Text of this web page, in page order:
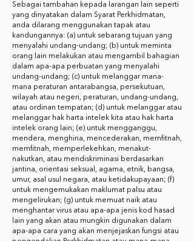
Sebagai tambahan kepada larangan lain seperti
yang dinyatakan dalam Syarat Perkhidmatan,
anda dilarang menggunakan tapak atau
kandungannya: (a) untuk sebarang tujuan yang
menyalahi undang-undang; (b) untuk meminta
orang lain melakukan atau mengambil bahagian
dalam apa-apa perbuatan yang menyalahi
undang-undang; (c) untuk melanggar mana-
mana peraturan antarabangsa, persekutuan,
wilayah atau negeri, peraturan, undang-undang,
atau ordinan tempatan; (d) untuk melanggar atau
melanggar hak harta intelek kita atau hak harta
intelek orang lain; (e) untuk mengganggu,
mendera, menghina, mencederakan, memfitnah,
memfitnah, memperlekehkan, menakut-
nakutkan, atau mendiskriminasi berdasarkan
jantina, orientasi seksual, agama, etnik, bangsa,
umur, asal usul negara, atau ketidakupayaan; (f)
untuk mengemukakan maklumat palsu atau
mengelirukan; (g) untuk memuat naik atau
menghantar virus atau apa-apa jenis kod hasad
lain yang akan atau mungkin digunakan dalam
apa-apa cara yang akan menjejaskan fungsi atau